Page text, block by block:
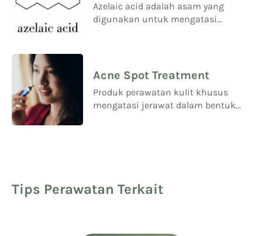
Azelaic acid adalah asam yang
digunakan untuk mengatasi...
Acne Spot Treatment
Produk perawatan kulit khusus
mengatasi jerawat dalam bentuk...
Tips Perawatan Terkait